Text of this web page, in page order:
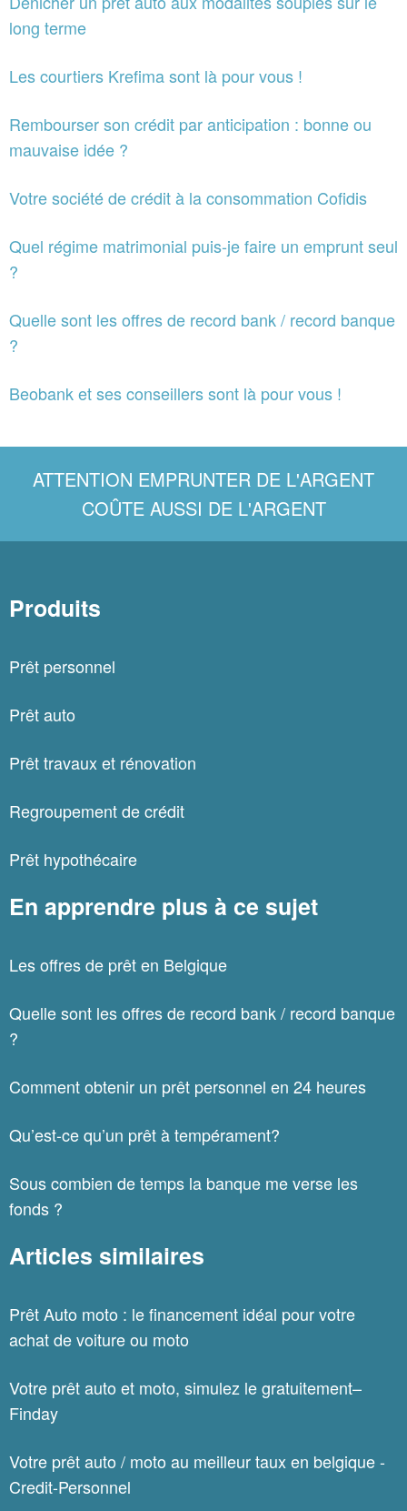
long terme
Les courtiers Krefima sont là pour vous !
Rembourser son crédit par anticipation : bonne ou
mauvaise idée ?
Votre société de crédit à la consommation Cofidis
Quel régime matrimonial puis-je faire un emprunt seul
?
Quelle sont les offres de record bank / record banque
?
Beobank et ses conseillers sont là pour vous !
ATTENTION EMPRUNTER DE L'ARGENT
COÛTE AUSSI DE L'ARGENT
Produits
Prêt personnel
Prêt auto
Prêt travaux et rénovation
Regroupement de crédit
Prêt hypothécaire
En apprendre plus à ce sujet
Les offres de prêt en Belgique
Quelle sont les offres de record bank / record banque
?
Comment obtenir un prêt personnel en 24 heures
Qu’est-ce qu’un prêt à tempérament?
Sous combien de temps la banque me verse les
fonds ?
Articles similaires
Prêt Auto moto : le financement idéal pour votre
achat de voiture ou moto
Votre prêt auto et moto, simulez le gratuitement–
Finday
Votre prêt auto / moto au meilleur taux en belgique -
Credit-Personnel